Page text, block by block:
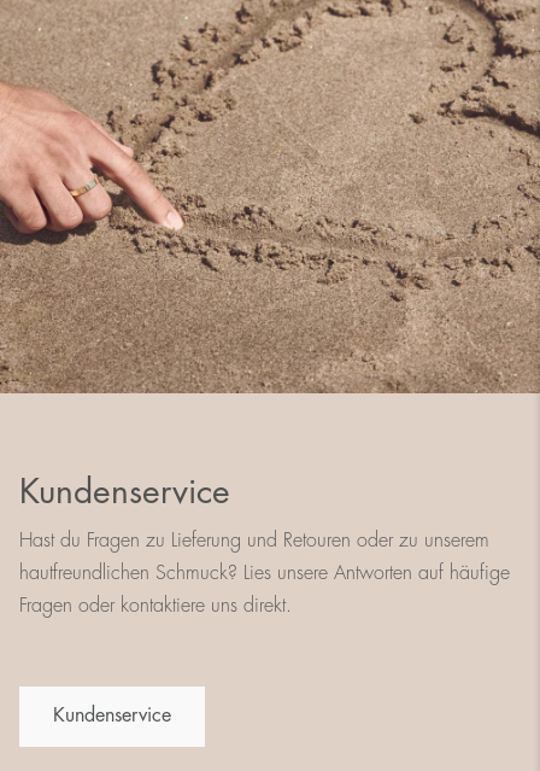
Kundenservice
Hast du Fragen zu Lieferung und Retouren oder zu unserem
hautfreundlichen Schmuck? Lies unsere Antworten auf häufige
Fragen oder kontaktiere uns direkt.
Kundenservice